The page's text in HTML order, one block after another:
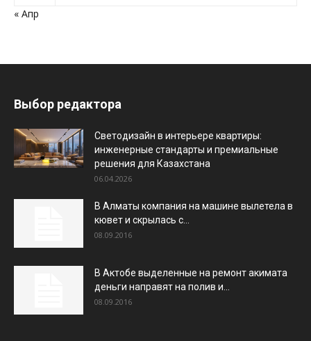
« Апр
Выбор редактора
Светодизайн в интерьере квартиры:
инженерные стандарты и премиальные
решения для Казахстана
06.04.2026
В Алматы компания на машине вылетела в
кювет и скрылась с...
08.09.2016
В Актобе выделенные на ремонт акимата
деньги направят на полив и...
08.09.2016